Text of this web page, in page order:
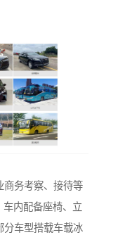
商务考察、接待等
车内配备座椅、立
分车型搭载车载冰